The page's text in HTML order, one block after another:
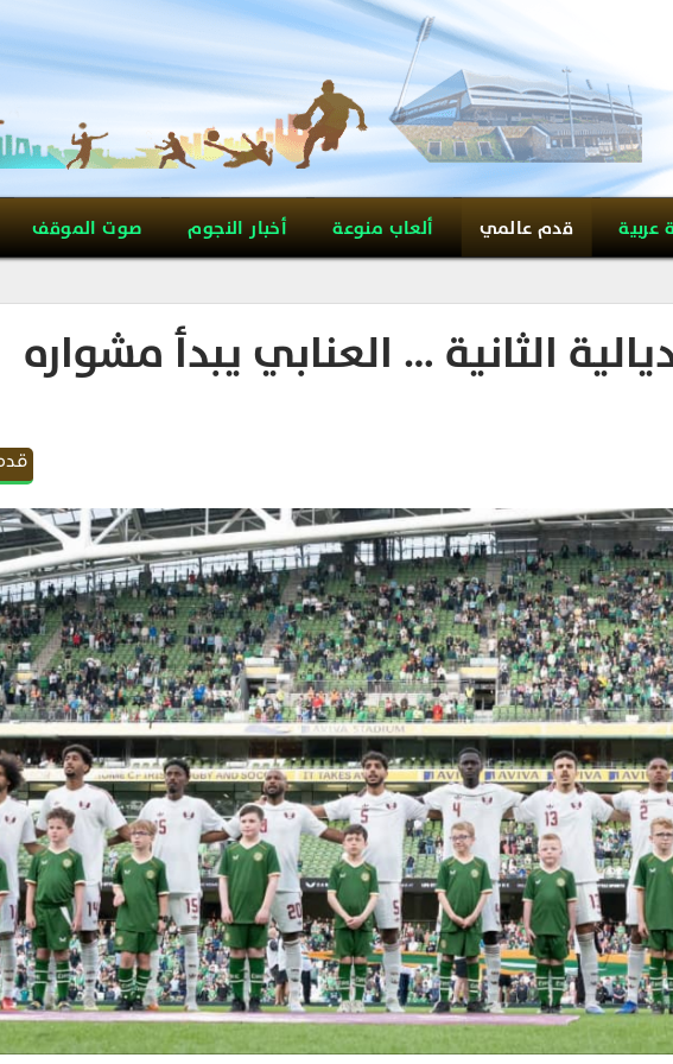
عربية قدم عالمي ألعاب منوعة أخبار النجوم صوت الموقف
الثانية … العنابي يبدأ مشواره